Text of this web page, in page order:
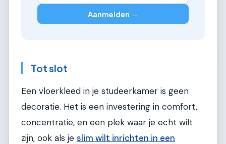
Aanmelden →
Tot slot
Een vloerkleed in je studeerkamer is geen
decoratie. Het is een investering in comfort,
concentratie, en een plek waar je echt wilt
zijn, ook als je slim wilt inrichten in een